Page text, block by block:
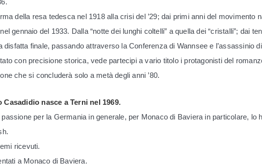
della resa tedesca nel 1918 alla crisi del ’29; dai primi anni del movimento
gennaio del 1933. Dalla “notte dei lunghi coltelli” a quella dei “cristalli”; dai
disfatta finale, passando attraverso la Conferenza di Wannsee e l’assassinio
con precisione storica, vede partecipi a vario titolo i protagonisti del
che si concluderà solo a metà degli anni ’80.
Casadidio nasce a Terni nel 1969.
passione per la Germania in generale, per Monaco di Baviera in particolare, lo
ricevuti.
a Monaco di Baviera.